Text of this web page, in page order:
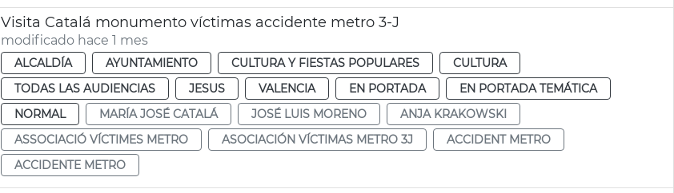
Visita Catalá monumento víctimas accidente metro 3-J
modificado hace 1 mes
ALCALDÍA AYUNTAMIENTO CULTURA Y FIESTAS POPULARES
CULTURA
TODAS LAS AUDIENCIAS
JESUS VALENCIA EN PORTADA
EN PORTADA TEMÁTICA
NORMAL
MARÍA JOSÉ CATALÁ JOSÉ LUIS MORENO
ANJA KRAKOWSKI
ASSOCIACIÓ VÍCTIMES METRO
ASOCIACIÓN VÍCTIMAS METRO 3J
ACCIDENT METRO
ACCIDENTE METRO